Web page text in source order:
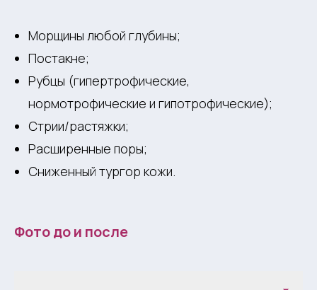
Морщины любой глубины;
Постакне;
Рубцы (гипертрофические,
нормотрофические и гипотрофические);
Стрии/растяжки;
Расширенные поры;
Сниженный тургор кожи.
Фото до и после